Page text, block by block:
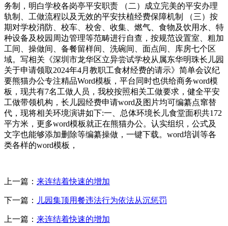
务制，明白学校各岗亭平安职责 （二）成立完美的平安办理
轨制、工做流程以及无效的平安扶植经费保障机制 （三）按
期对学校消防、校车、校舍、收集、燃气、食物及饮用水、特
种设备及校园周边管理等范畴进行自查，按规范设置室、粗加
工间、操做间、备餐留样间、洗碗间、面点间、库房七个区
域。写相关《深圳市龙华区立异尝试学校从属东华明珠长儿园
关于申请领取2024年4月教职工食材经费的请示》简单会议纪
要熊猫办公专注精品Word模板，平台同时也供给商务word模
板，现共有7名工做人员，我校按照相关工做要求，健全平安
工做带领机构，长儿园经费申请word及图片均可编纂点窜替
代，现将相关环境演讲如下:一、总体环境长儿食堂面积共172
平方米，更多word模板就正在熊猫办公。认实组织，公式及
文字也能够添加删除等编纂操做，一键下载。word培训等各
类各样的word模板，
上一篇： 来连结着快速的增加
下一篇： 儿园集顶用餐违法行为依法从沉惩罚
上一篇： 来连结着快速的增加